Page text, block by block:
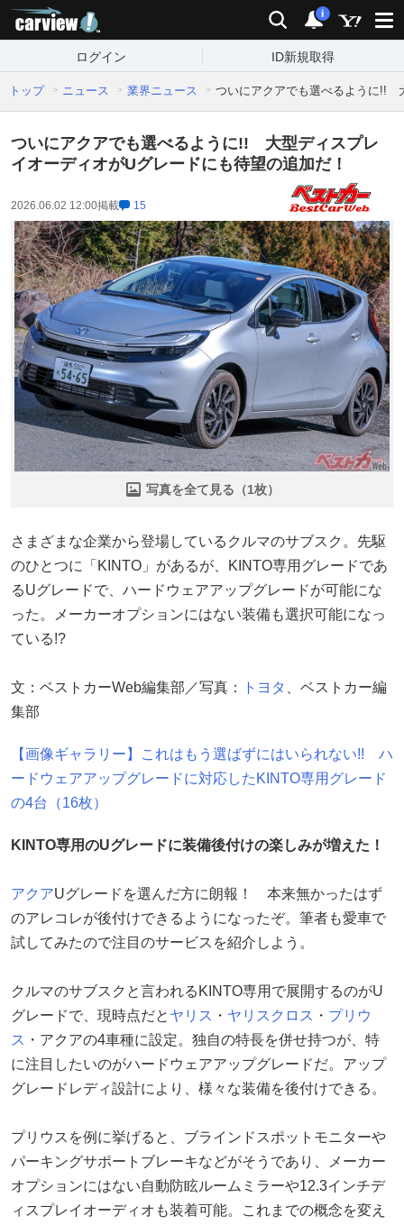
検索 通知
i
ログイン ID新規取得
トップ ニュース 業界ニュース ついにアクアでも選べるように!!
ついにアクアでも選べるように!! 大型ディスプレ
イオーディオがUグレードにも待望の追加だ！
2026.06.02 12:00掲載 15
写真を全て見る（1枚）
さまざまな企業から登場しているクルマのサブスク。先駆
のひとつに「KINTO」があるが、KINTO専用グレードであ
るUグレードで、ハードウェアアップグレードが可能にな
った。メーカーオプションにはない装備も選択可能になっ
ている!?
文：ベストカーWeb編集部／写真： トヨタ
、ベストカー編
集部
【画像ギャラリー】これはもう選ばずにはいられない!! ハ
ードウェアアップグレードに対応したKINTO専用グレード
の4台（16枚）
KINTO専用のUグレードに装備後付けの楽しみが増えた！
アクアUグレードを選んだ方に朗報！ 本来無かったはず
のアレコレが後付けできるようになったぞ。筆者も愛車で
試してみたので注目のサービスを紹介しよう。
クルマのサブスクと言われるKINTO専用で展開するのがU
グレードで、現時点だと ヤリス ・ ヤリスクロス ・ プリウ
ス ・アクアの4車種に設定。独自の特長を併せ持つが、特
に注目したいのがハードウェアアップグレードだ。アップ
グレードレディ設計により、様々な装備を後付けできる。
プリウスを例に挙げると、ブラインドスポットモニターや
パーキングサポートブレーキなどがそうであり、メーカー
オプションにはない自動防眩ルームミラーや12.3インチデ
ィスプレイオーディオも装着可能。これまでの概念を変え